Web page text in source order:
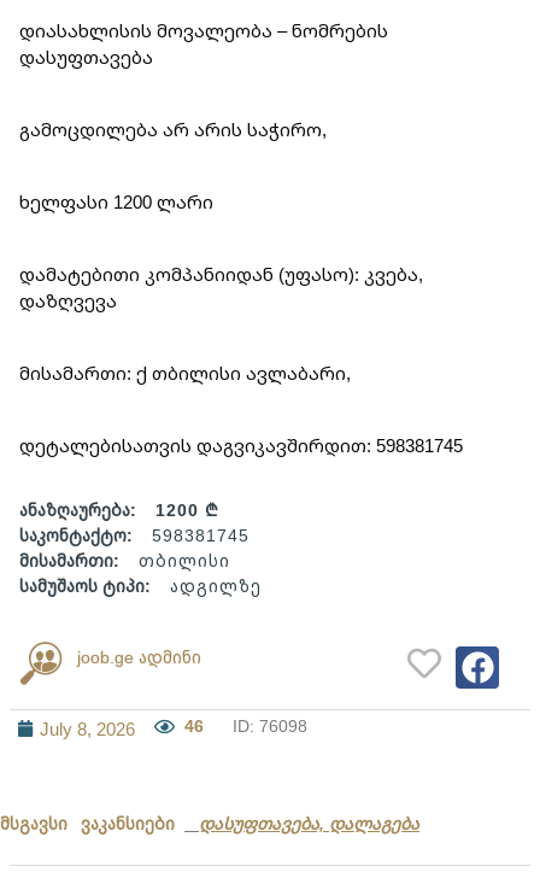
დიასახლისის მოვალეობა – ნომრების
დასუფთავება
გამოცდილება არ არის საჭირო,
ხელფასი 1200 ლარი
დამატებითი კომპანიიდან (უფასო): კვება,
დაზღვევა
მისამართი: ქ თბილისი ავლაბარი,
დეტალებისათვის დაგვიკავშირდით: 598381745
ანაზღაურება:
1200 ₾
საკონტაქტო:
598381745
მისამართი:
თბილისი
სამუშაოს ტიპი:
ადგილზე
joob.ge ადმინი
July 8, 2026 46 ID: 76098
მსგავსი ვაკანსიები დასუფთავება, დალაგება